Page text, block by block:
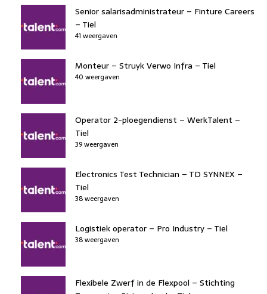
Senior salarisadministrateur – Finture Careers
– Tiel
41 weergaven
Monteur – Struyk Verwo Infra – Tiel
40 weergaven
Operator 2-ploegendienst – WerkTalent –
Tiel
39 weergaven
Electronics Test Technician – TD SYNNEX –
Tiel
38 weergaven
Logistiek operator – Pro Industry – Tiel
38 weergaven
Flexibele Zwerf in de Flexpool – Stichting